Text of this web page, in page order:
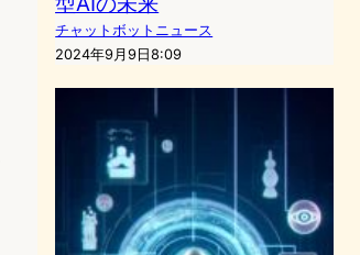
チャットボットニュース
2024年9月9日8:09